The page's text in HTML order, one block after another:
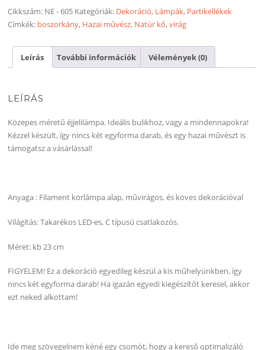
dimenziólámpa
mennyiség
Cikkszám: NE - 605 Kategóriák: Dekoráció, Lámpák, Partikellékek
Címkék: boszorkány, Hazai művész, Natúr kő,virág
Leírás További információk Vélemények (0)
LEÍRÁS
Közepes méretű éjjelilámpa. Ideális bulikhoz, vagy a mindennapokra!
Kézzel készült, így nincs két egyforma darab, és egy hazai művészt is
támogatsz a vásárlással!
Anyaga : Filament körlámpa alap, művirágos, és köves dekorációval
Világítás: Takarékos LED-es, C típusú csatlakozós.
Méret: kb 23 cm
FIGYELEM! Ez a dekoráció egyedileg készül a kis műhelyünkben, így
nincs két egyforma darab! Ha igazán egyedi kiegészítőt keresel, akkor
ezt neked alkottam!
Ide meg szövegelnem kéné egy csomót, hogy a kereső optimalizáló